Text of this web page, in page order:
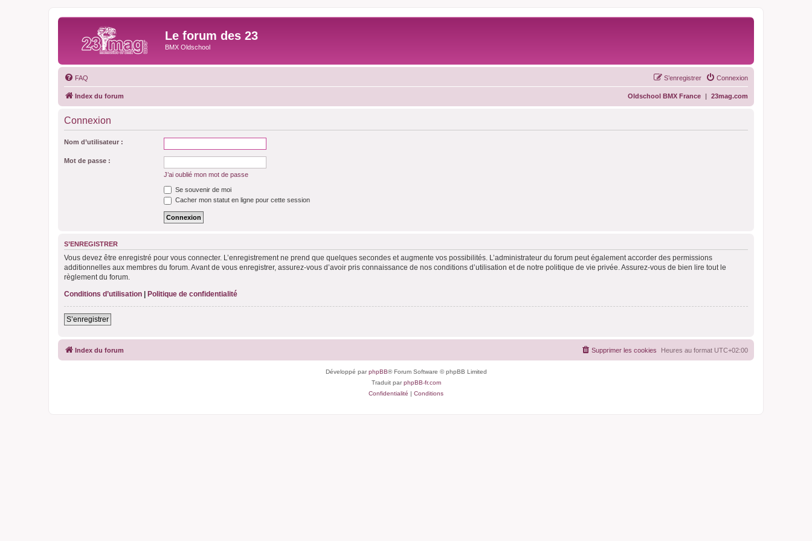
Le forum des 23
BMX Oldschool
FAQ Connexion
S’enregistrer
Index du forum 23mag.com
|
Oldschool BMX France
Connexion
Nom d’utilisateur :
Mot de passe :
J’ai oublié mon mot de passe
Se souvenir de moi
Cacher mon statut en ligne pour cette session
S’ENREGISTRER
Vous devez être enregistré pour vous connecter. L’enregistrement ne prend que quelques secondes et augmente vos possibilités. L’administrateur du forum peut également accorder des permissions
additionnelles aux membres du forum. Avant de vous enregistrer, assurez-vous d’avoir pris connaissance de nos conditions d’utilisation et de notre politique de vie privée. Assurez-vous de bien lire tout le
règlement du forum.
Conditions d’utilisation
Politique de confidentialité
S’enregistrer
Index du forum Heures au format UTC+02:00
Supprimer les cookies
Développé parphpBB® Forum Software © phpBB Limited
Traduit parphpBB-fr.com
Confidentialité | Conditions